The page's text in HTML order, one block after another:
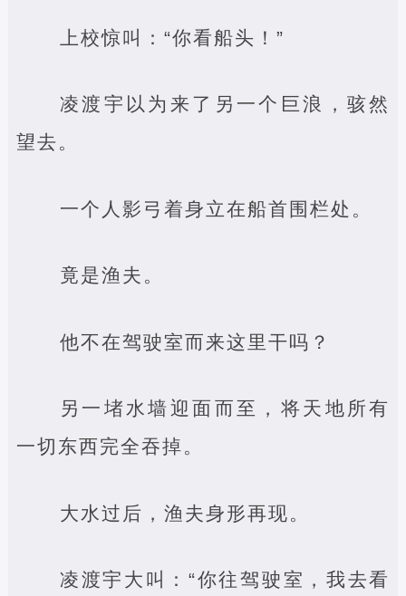
上校惊叫：“你看船头！”
凌渡宇以为来了另一个巨浪，骇然
望去。
一个人影弓着身立在船首围栏处。
竟是渔夫。
他不在驾驶室而来这里干吗？
另一堵水墙迎面而至，将天地所有
一切东西完全吞掉。
大水过后，渔夫身形再现。
凌渡宇大叫：“你往驾驶室，我去看